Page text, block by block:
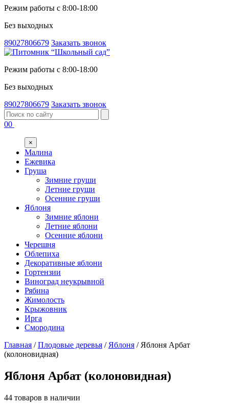
Режим работы с 8:00-18:00
Без выходных
89027806679 Заказать звонок
Режим работы с 8:00-18:00
Без выходных
89027806679 Заказать звонок
00
×
Малина
Ежевика
Груша
Зимние груши
Летние груши
Осенние груши
Яблоня
Зимние яблони
Летние яблони
Осенние яблони
Черешня
Облепиха
Декоративные яблони
Гортензии
Виноград неукрывной
Рябина
Жимолость
Крыжовник
Ирга
Смородина
Главная /Плодовые деревья / Яблоня / Яблоня Арбат
(колоновидная)
Яблоня Арбат (колоновидная)
44 товаров в наличии